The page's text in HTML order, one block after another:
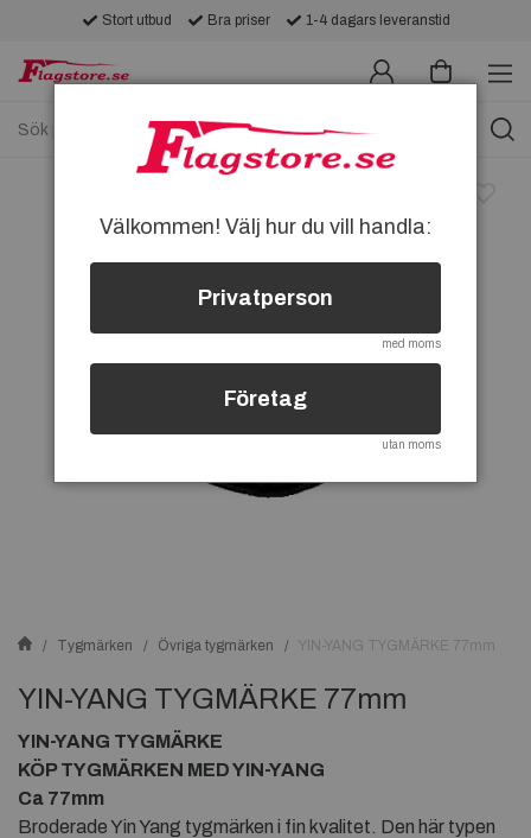
Stort utbud Bra priser 1-4 dagars leveranstid
Tygmärken Övriga tygmärken YIN-YANG TYGMÄRKE 77mm
YIN-YANG TYGMÄRKE 77mm
YIN-YANG TYGMÄRKE
KÖP TYGMÄRKEN MED YIN-YANG
Ca 77mm
Broderade Yin Yang tygmärken i fin kvalitet. Den här typen
Välkommen! Välj hur du vill handla:
Privatperson
med moms
Företag
utan moms